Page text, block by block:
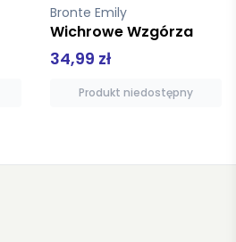
Bohman Therese
Góra Prawdy
44,90 zł
Dodaj do koszyka